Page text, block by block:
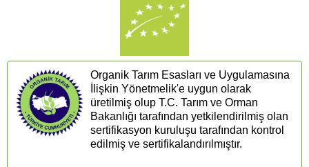
Organik Tarım Esasları ve Uygulamasına
İlişkin Yönetmelik'e uygun olarak
üretilmiş olup T.C. Tarım ve Orman
Bakanlığı tarafından yetkilendirilmiş olan
sertifikasyon kuruluşu tarafından kontrol
edilmiş ve sertifikalandırılmıştır.